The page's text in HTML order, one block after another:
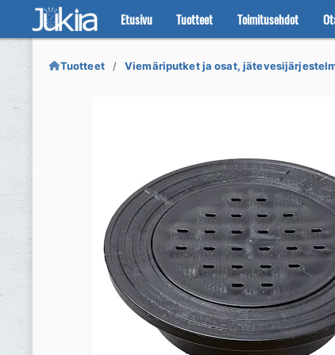
Etusivu Tuotteet Toimitusehdot
Siirry
navigointiin
Siirry
sisältöön
Tuotteet Viemäriputket ja osat,